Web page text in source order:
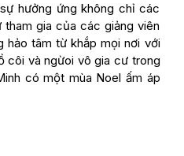
hưởng ứng không chỉ các
gia của các giảng viên
hảo tâm từ khắp mọi nơi với
côi và ngừoi vô gia cư trong
có một mùa Noel ấm áp